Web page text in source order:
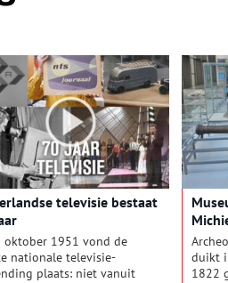
televisie bestaat
oktober 1951 vond de
nationale televisie-
plaats: niet vanuit
duikt
1822